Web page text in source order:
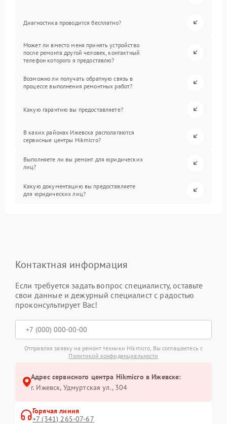
Диагностика проводится бесплатно?
Может ли вместо меня принять устройство
после ремонта другой человек, контактный
телефон которого я предоставлю?
Возможно ли получать обратную связь в
процессе выполнения ремонтных работ?
Какую гарантию вы предоставляете?
В каких районах Ижевска располагаются
сервисные центры Hikmicro?
Выполняете ли вы ремонт для юридических
лиц?
Какую документацию вы предоставляете
для юридических лиц?
Контактная информация
Если требуется задать вопрос специалисту, оставьте
свои данные и дежурный специалист с радостью
проконсультирует Вас!
Отправляя заявку на ремонт техники Hikmicro, Вы соглашаетесь с
Политикой конфиденциальности
Адрес сервисного центра Hikmicro в Ижевске:
г. Ижевск, Удмуртская ул., 304
Горячая линия
+7 (341) 265-07-67